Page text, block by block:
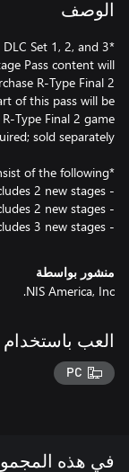
الوصف
DLC Set 1, 2, and 3*
Pass content will
R-Type Final 2
of this pass will be
Type Final 2 game
- DLC Set 3: includes 3 new stages
منشور بواسطة
NIS America, Inc.
العب باستخدام
PC
في هذه